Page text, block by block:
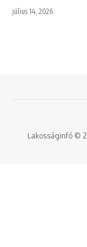
július 14, 2026
Lakosságinfó ©